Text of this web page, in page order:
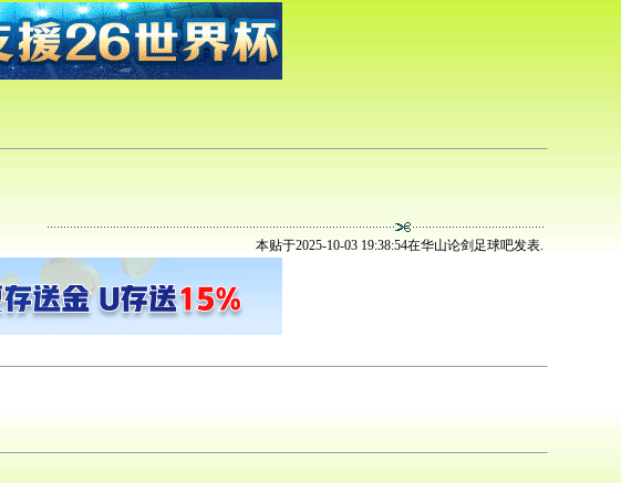
本贴于2025-10-03 19:38:54在华山论剑足球吧发表.